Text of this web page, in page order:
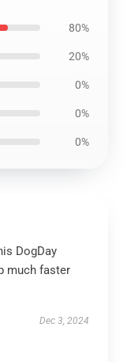
80%
20%
0%
0%
0%
DogDay
much faster
Dec 3, 2024